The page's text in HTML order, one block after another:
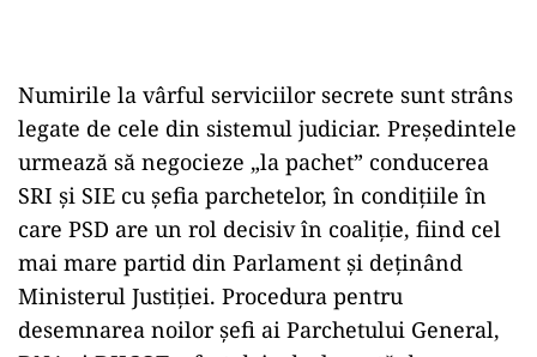
Numirile la vârful serviciilor secrete sunt strâns
legate de cele din sistemul judiciar. Președintele
urmează să negocieze „la pachet” conducerea
SRI și SIE cu șefia parchetelor, în condițiile în
care PSD are un rol decisiv în coaliție, fiind cel
mai mare partid din Parlament și deținând
Ministerul Justiției. Procedura pentru
desemnarea noilor șefi ai Parchetului General,